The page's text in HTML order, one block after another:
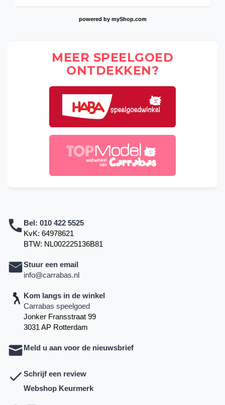
powered by myShop.com
MEER SPEELGOED
ONTDEKKEN?
Bel: 010 422 5525
KvK: 64978621
BTW: NL002225136B81
Stuur een email
info@carrabas.nl
Kom langs in de winkel
Carrabas speelgoed
Jonker Fransstraat 99
3031 AP Rotterdam
Meld u aan voor de nieuwsbrief
Schrijf een review
Webshop Keurmerk